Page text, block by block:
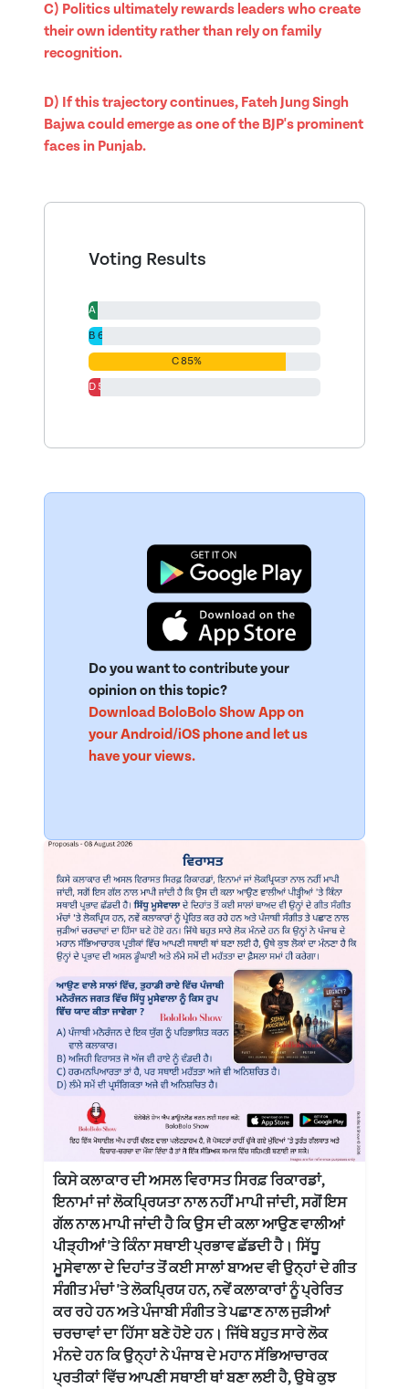
C) Politics ultimately rewards leaders who create
their own identity rather than rely on family
recognition.
D) If this trajectory continues, Fateh Jung Singh
Bajwa could emerge as one of the BJP's prominent
faces in Punjab.
Voting Results
A 4%
B 6%
C 85%
D 5%
Do you want to contribute your
opinion on this topic?
Download BoloBolo Show App on
your Android/iOS phone and let us
have your views.
ਕਿਸੇ ਕਲਾਕਾਰ ਦੀ ਅਸਲ ਵਿਰਾਸਤ ਸਿਰਫ਼ ਰਿਕਾਰਡਾਂ,
ਇਨਾਮਾਂ ਜਾਂ ਲੋਕਪ੍ਰਿਯਤਾ ਨਾਲ ਨਹੀਂ ਮਾਪੀ ਜਾਂਦੀ, ਸਗੋਂ ਇਸ
ਗੱਲ ਨਾਲ ਮਾਪੀ ਜਾਂਦੀ ਹੈ ਕਿ ਉਸ ਦੀ ਕਲਾ ਆਉਣ ਵਾਲੀਆਂ
ਪੀੜ੍ਹੀਆਂ 'ਤੇ ਕਿੰਨਾ ਸਥਾਈ ਪ੍ਰਭਾਵ ਛੱਡਦੀ ਹੈ। ਸਿੱਧੂ
ਮੂਸੇਵਾਲਾ ਦੇ ਦਿਹਾਂਤ ਤੋਂ ਕਈ ਸਾਲਾਂ ਬਾਅਦ ਵੀ ਉਨ੍ਹਾਂ ਦੇ ਗੀਤ
ਸੰਗੀਤ ਮੰਚਾਂ 'ਤੇ ਲੋਕਪ੍ਰਿਯ ਹਨ, ਨਵੇਂ ਕਲਾਕਾਰਾਂ ਨੂੰ ਪ੍ਰੇਰਿਤ
ਕਰ ਰਹੇ ਹਨ ਅਤੇ ਪੰਜਾਬੀ ਸੰਗੀਤ ਤੇ ਪਛਾਣ ਨਾਲ ਜੁੜੀਆਂ
ਚਰਚਾਵਾਂ ਦਾ ਹਿੱਸਾ ਬਣੇ ਹੋਏ ਹਨ। ਜਿੱਥੇ ਬਹੁਤ ਸਾਰੇ ਲੋਕ
ਮੰਨਦੇ ਹਨ ਕਿ ਉਨ੍ਹਾਂ ਨੇ ਪੰਜਾਬ ਦੇ ਮਹਾਨ ਸੱਭਿਆਚਾਰਕ
ਪ੍ਰਤੀਕਾਂ ਵਿੱਚ ਆਪਣੀ ਸਥਾਈ ਥਾਂ ਬਣਾ ਲਈ ਹੈ, ਉਥੇ ਕੁਝ